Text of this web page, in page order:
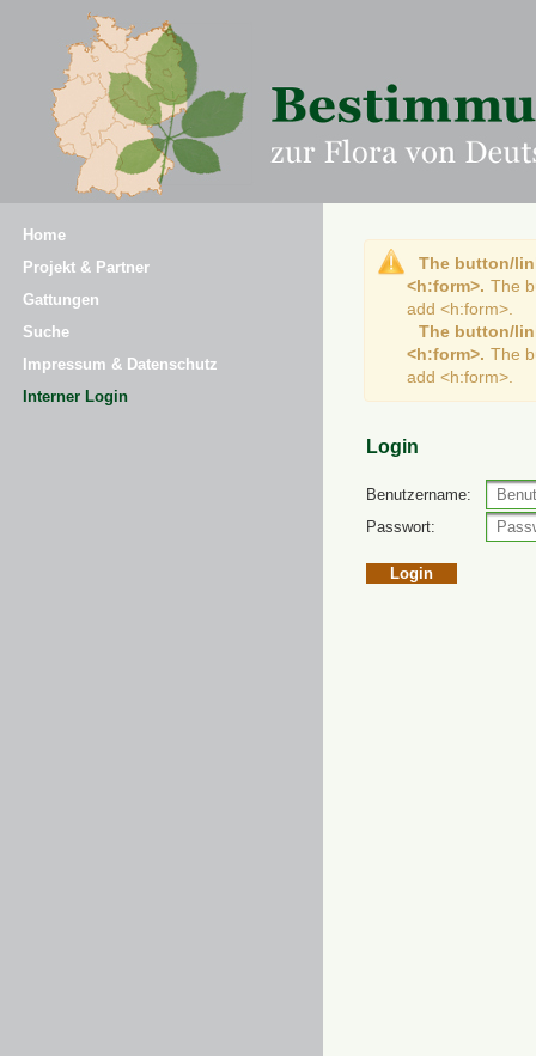
Home
Projekt & Partner
Gattungen
Suche
Impressum & Datenschutz
Interner Login
The button/
<h:form>. The
add <h:form>.
The button/
<h:form>. The
add <h:form>.
Login
Benutzername:
Passwort: